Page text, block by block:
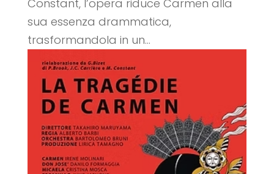
Constant, l’opera riduce Carmen alla
sua essenza drammatica,
trasformandola in un...